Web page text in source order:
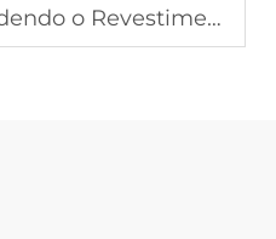
Cromo (CCO): A Ciência por Trás da Resistência Superior ao Desgaste